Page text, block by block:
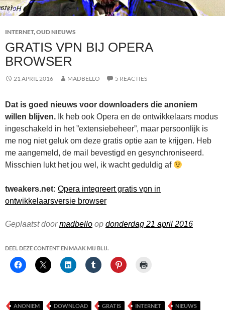
INTERNET,OUD NIEUWS
GRATIS VPN BIJ OPERA
BROWSER
21 APRIL 2016 MADBELLO 5 REACTIES
Dat is goed nieuws voor downloaders die anoniem
willen blijven. Ik heb ook Opera en de ontwikkelaars modus
ingeschakeld in het ”extensiebeheer”, maar persoonlijk is
me nog niet geluk om deze gratis optie aan te krijgen. Heb
me aangemeld, de mail bevestigd en gesynchroniseerd.
Misschien lukt het jou wel, ik wacht geduldig af
tweakers.net: Opera integreert gratis vpn in
ontwikkelaarsversie browser
Geplaatst doormadbello op donderdag 21 april 2016
DEEL DEZE CONTENT EN MAAK MIJ BLIJ.
ANONIEM DOWNLOAD GRATIS INTERNET
NIEUWS